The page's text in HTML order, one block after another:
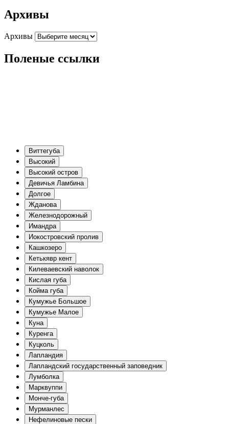
Архивы
Архивы
Поленые ссылки
Виттегуба
Высокий
Высокий остров
Девичья Ламбина
Долгое
Жданова
Железнодорожный
Имандра
Иокостровский пролив
Кашкозеро
Кетькявр кент
Килеваевский наволок
Кислая губа
Койма губа
Кумужье Большое
Кумужье Малое
Куна
Куренга
Куцколь
Лапландия
Лапландский государственный заповедник
Лумболка
Марквуппи
Монче-губа
Мурманлес
Нефелиновые пески